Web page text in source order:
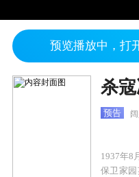
预览播放中，打
杀
预告
1937年8
保卫家